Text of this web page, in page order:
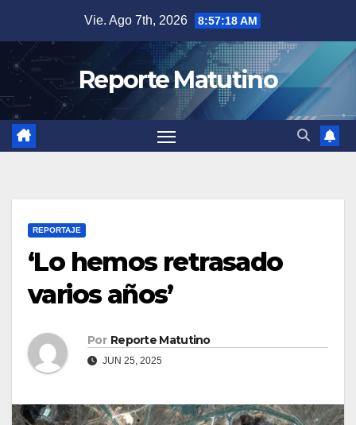
contenido
Vie. Ago 7th, 2026 8:57:20 AM
Reporte Matutino
REPORTAJE
‘Lo hemos retrasado
varios años’
Por Reporte Matutino
JUN 25, 2025